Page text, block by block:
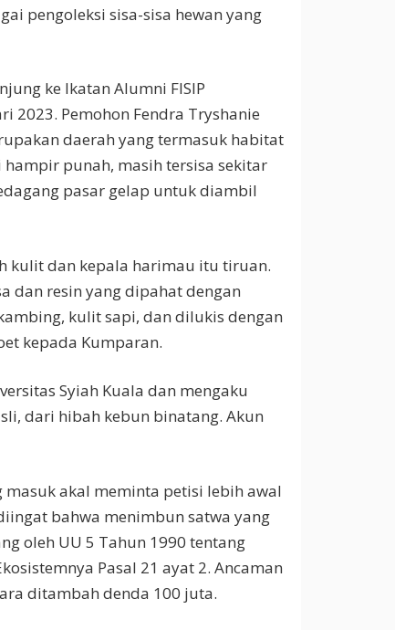
pengoleksi sisa-sisa hewan yang
ke Ikatan Alumni FISIP
2023. Pemohon Fendra Tryshanie
daerah yang termasuk habitat
punah, masih tersisa sekitar
pasar gelap untuk diambil
kulit dan kepala harimau itu tiruan.
dan resin yang dipahat dengan
kulit sapi, dan dilukis dengan
kepada Kumparan.
Syiah Kuala dan mengaku
dari hibah kebun binatang. Akun
akal meminta petisi lebih awal
bahwa menimbun satwa yang
oleh UU 5 Tahun 1990 tentang
Pasal 21 ayat 2. Ancaman
ditambah denda 100 juta.